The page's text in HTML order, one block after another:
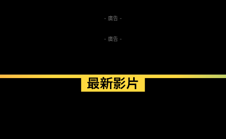
- 廣告 -
- 廣告 -
最新影片